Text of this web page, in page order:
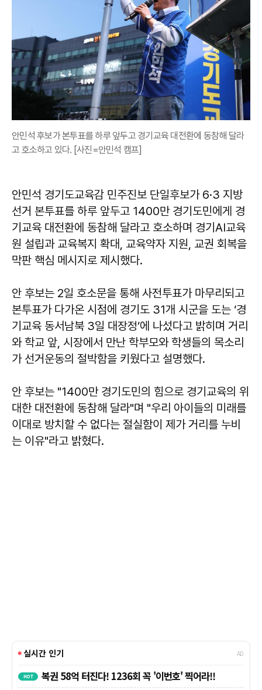
안민석 후보가 본투표를 하루 앞두고 경기교육 대전환에 동참해 달라
고 호소하고 있다. [사진=안민석 캠프]
안민석 경기도교육감 민주진보 단일후보가 6·3 지방
선거 본투표를 하루 앞두고 1400만 경기도민에게 경
기교육 대전환에 동참해 달라고 호소하며 경기AI교육
원 설립과 교육복지 확대, 교육약자 지원, 교권 회복을
막판 핵심 메시지로 제시했다.
안 후보는 2일 호소문을 통해 사전투표가 마무리되고
본투표가 다가온 시점에 경기도 31개 시군을 도는 ‘경
기교육 동서남북 3일 대장정’에 나섰다고 밝히며 거리
와 학교 앞, 시장에서 만난 학부모와 학생들의 목소리
가 선거운동의 절박함을 키웠다고 설명했다.
안 후보는 "1400만 경기도민의 힘으로 경기교육의 위
대한 대전환에 동참해 달라"며 "우리 아이들의 미래를
이대로 방치할 수 없다는 절실함이 제가 거리를 누비
는 이유"라고 밝혔다.